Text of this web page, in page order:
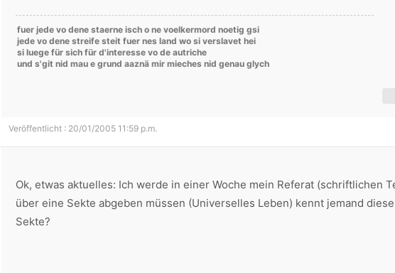
fuer jede vo dene staerne isch o ne voelkermord noetig gsi
jede vo dene streife steit fuer nes land wo si verslavet hei
si luege für sich für d'interesse vo de autriche
und s'git nid mau e grund aaznä mir mieches nid genau glych
Veröffentlicht : 20/01/2005 11:59 p.m.
Ok, etwas aktuelles: Ich werde in einer Woche mein Referat (schriftlichen
über eine Sekte abgeben müssen (Universelles Leben) kennt jemand diese
Sekte?